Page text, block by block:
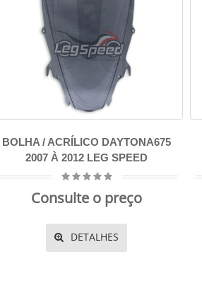
BOLHA / ACRÍLICO DAYTONA675
2007 À 2012 LEG SPEED
Consulte o preço
DETALHES